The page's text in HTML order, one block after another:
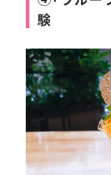
ト
ウ
ン
ド
ウ
で
開
験